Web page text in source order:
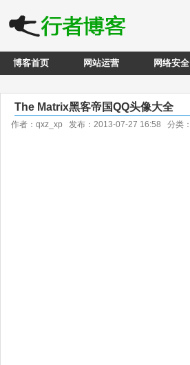
博客首页 网站运营 网络安全
The Matrix黑客帝国QQ头像大全
作者：qxz_xp 发布：2013-07-27 16:58 分类：